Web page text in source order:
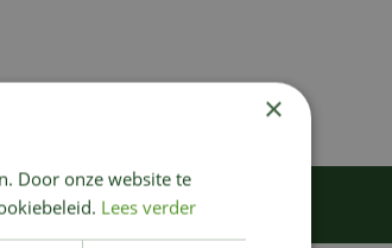
×
Door onze website te
Lees verder